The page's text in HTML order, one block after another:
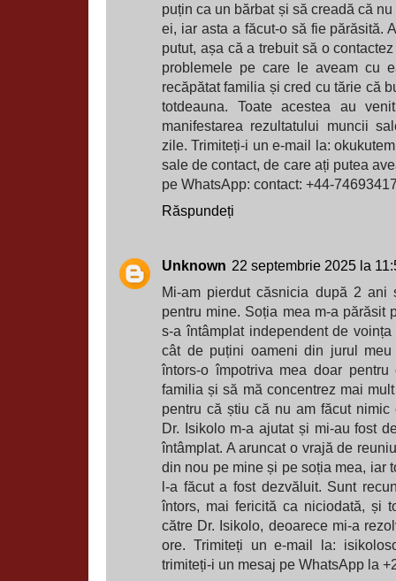
puțin ca un bărbat și să creadă că
ei, iar asta a făcut-o să fie părăsită.
putut, așa că a trebuit să o
problemele pe care le aveam cu
recăpătat familia și cred cu tărie că
totdeauna. Toate acestea au
manifestarea rezultatului muncii
zile. Trimiteți-i un e-mail la:
sale de contact, de care ați putea
pe WhatsApp: contact: +44-
Răspundeți
Unknown 22 septembrie 2025 la
Mi-am pierdut căsnicia după 2
pentru mine. Soția mea m-a părăsit
s-a întâmplat independent de
cât de puțini oameni din jurul
întors-o împotriva mea doar
familia și să mă concentrez mai
pentru că știu că nu am făcut
Dr. Isikolo m-a ajutat și mi-au fost
întâmplat. A aruncat o vrajă de
din nou pe mine și pe soția mea, iar
l-a făcut a fost dezvăluit. Sunt
întors, mai fericită ca niciodată, și
către Dr. Isikolo, deoarece mi-a
ore. Trimiteți un e-mail la:
trimiteți-i un mesaj pe WhatsApp la